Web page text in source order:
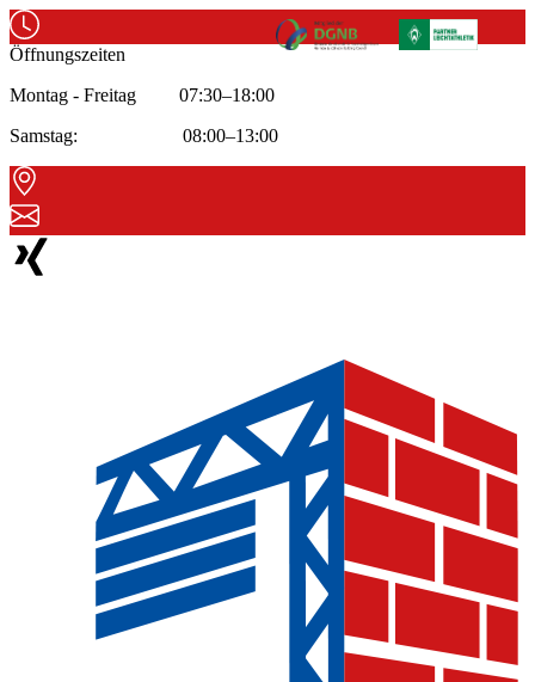
Öffnungszeiten
Montag - Freitag 07:30–18:00
Samstag: 08:00–13:00